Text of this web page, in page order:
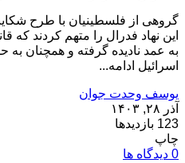
گروهی از فلسطینیان با طرح
این نهاد فدرال را متهم کردند که
به عمد نادیده گرفته و همچنان به
اسرائیل ادامه...
یوسف وحدت جوان
آذر ۲۸, ۱۴۰۳
123 بازدیدها
چاپ
0 دیدگاه ها